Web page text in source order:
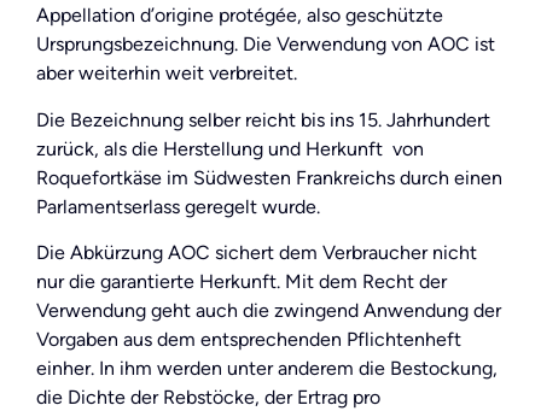
Appellation d’origine protégée, also geschützte
Ursprungsbezeichnung. Die Verwendung von AOC ist
aber weiterhin weit verbreitet.
Die Bezeichnung selber reicht bis ins 15. Jahrhundert
zurück, als die Herstellung und Herkunft von
Roquefortkäse im Südwesten Frankreichs durch einen
Parlamentserlass geregelt wurde.
Die Abkürzung AOC sichert dem Verbraucher nicht
nur die garantierte Herkunft. Mit dem Recht der
Verwendung geht auch die zwingend Anwendung der
Vorgaben aus dem entsprechenden Pflichtenheft
einher. In ihm werden unter anderem die Bestockung,
die Dichte der Rebstöcke, der Ertrag pro